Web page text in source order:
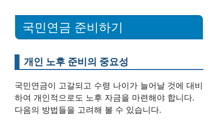
국민연금 준비하기
개인 노후 준비의 중요성
국민연금이 고갈되고 수령 나이가 늘어날 것에 대비
하여 개인적으로도 노후 자금을 마련해야 합니다.
다음의 방법들을 고려해 볼 수 있습니다.